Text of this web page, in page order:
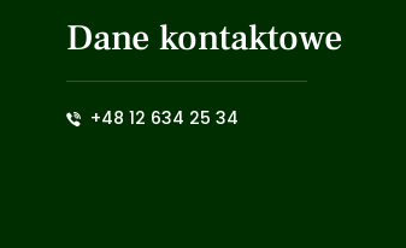
Dane kontaktowe
+48 12 634 25 34